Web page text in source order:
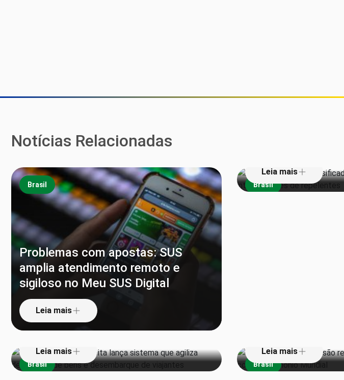
Notícias Relacionadas
Brasil
Problemas com apostas: SUS
amplia atendimento remoto e
sigiloso no Meu SUS Digital
Leia mais
Brasil
Leia mais
Brasil
‘Pula alfândega’: Receita lança
sistema que agiliza declaração de
bens e desembarque de viajantes
Leia mais
Brasil
Leia mais